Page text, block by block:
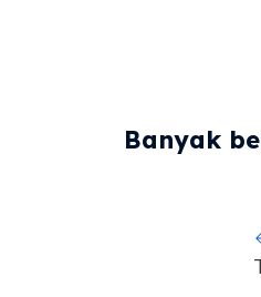
Banyak